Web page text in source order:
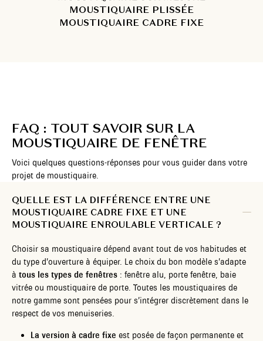
MOUSTIQUAIRE PLISSÉE
MOUSTIQUAIRE CADRE FIXE
FAQ : TOUT SAVOIR SUR LA
MOUSTIQUAIRE DE FENÊTRE
Voici quelques questions-réponses pour vous guider dans votre
projet de moustiquaire.
QUELLE EST LA DIFFÉRENCE ENTRE UNE
MOUSTIQUAIRE CADRE FIXE ET UNE
MOUSTIQUAIRE ENROULABLE VERTICALE ?
Choisir sa moustiquaire dépend avant tout de vos habitudes et
du type d’ouverture à équiper. Le choix du bon modèle s’adapte
à tous les types de fenêtres : fenêtre alu, porte fenêtre, baie
vitrée ou moustiquaire de porte. Toutes les moustiquaires de
notre gamme sont pensées pour s’intégrer discrètement dans le
respect de vos menuiseries.
La version à cadre fixe est posée de façon permanente et